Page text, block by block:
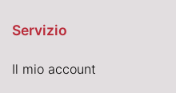
Servizio
Il mio account